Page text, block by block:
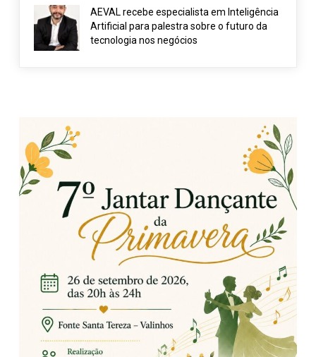
AEVAL recebe especialista em Inteligência
Artificial para palestra sobre o futuro da
tecnologia nos negócios